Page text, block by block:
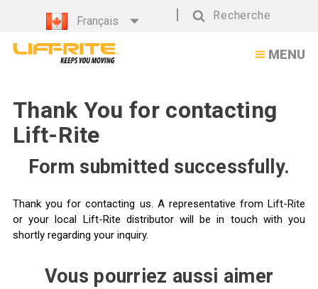
Français
Recherche
MENU
Thank You for contacting
Lift-Rite
Form submitted successfully.
Thank you for contacting us. A representative from Lift-Rite
or your local Lift-Rite distributor will be in touch with you
shortly regarding your inquiry.
Vous pourriez aussi aimer